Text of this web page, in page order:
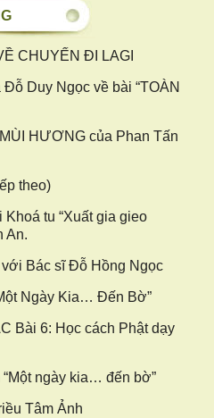
CHUYẾN ĐI LAGI
Duy Ngọc về bài “TOÀN
HƯƠNG của Phan Tấn
theo)
tu “Xuất gia gieo
An.
Bác sĩ Đỗ Hồng Ngọc
Ngày Kia… Đến Bờ”
Bài 6: Học cách Phật dạy
ngày kia… đến bờ”
Tâm Ảnh